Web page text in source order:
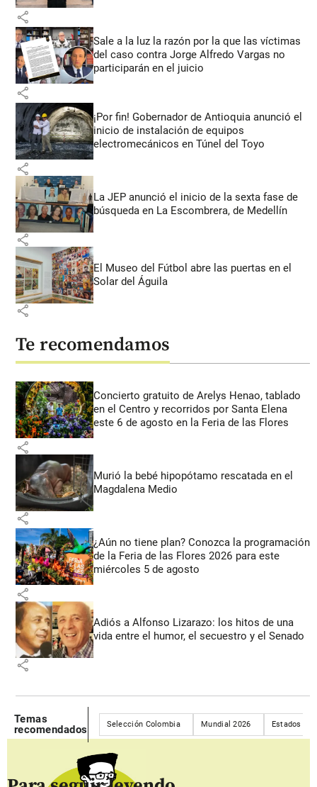
share
Sale a la luz la razón por la que las víctimas
del caso contra Jorge Alfredo Vargas no
participarán en el juicio
share
¡Por fin! Gobernador de Antioquia anunció el
inicio de instalación de equipos
electromecánicos en Túnel del Toyo
share
La JEP anunció el inicio de la sexta fase de
búsqueda en La Escombrera, de Medellín
share
El Museo del Fútbol abre las puertas en el
Solar del Águila
share
Te recomendamos
Concierto gratuito de Arelys Henao, tablado
en el Centro y recorridos por Santa Elena
este 6 de agosto en la Feria de las Flores
share
Murió la bebé hipopótamo rescatada en el
Magdalena Medio
share
¿Aún no tiene plan? Conozca la programación
de la Feria de las Flores 2026 para este
miércoles 5 de agosto
share
Adiós a Alfonso Lizarazo: los hitos de una
vida entre el humor, el secuestro y el Senado
share
Temas
recomendados
Selección Colombia Mundial 2026 Estados